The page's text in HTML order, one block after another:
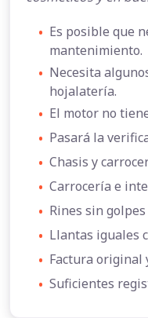
• Es posible que
mantenimiento.
• Necesita
hojalatería.
• El motor no
• Pasará la
• Chasis y
• Carrocería e
• Rines sin
• Llantas iguales
• Factura original
• Suficientes